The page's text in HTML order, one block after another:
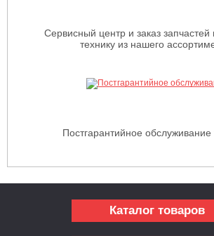
Сервисный центр и заказ
технику из нашего
Постгарантийное обслуживание
Каталог товаров